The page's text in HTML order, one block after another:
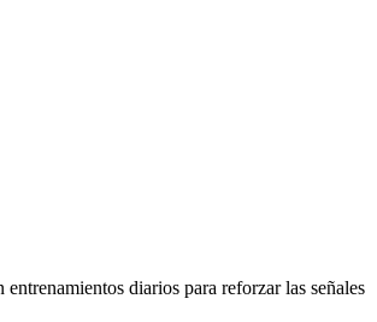
diarios para reforzar las señales